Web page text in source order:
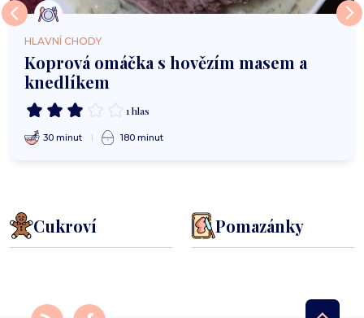
HLAVNÍ CHODY
Koprová omáčka s hovězím masem a
knedlíkem
1 hlas
30 minut 180 minut
Cukroví Pomazánky